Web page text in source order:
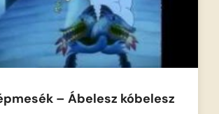
– Ábelesz kóbelesz